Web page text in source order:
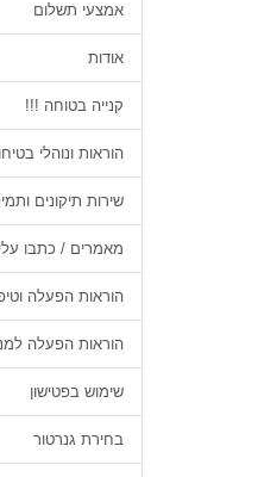
אמצעי תשלום
אודות
קנייה בטוחה !!!
הוראות ונוהלי
שירות תיקונים
מאמרים / כתבו
הוראות הפעלה
הוראות הפעלה למנועים 2
שימוש בפטישון
בחירת גנרטור